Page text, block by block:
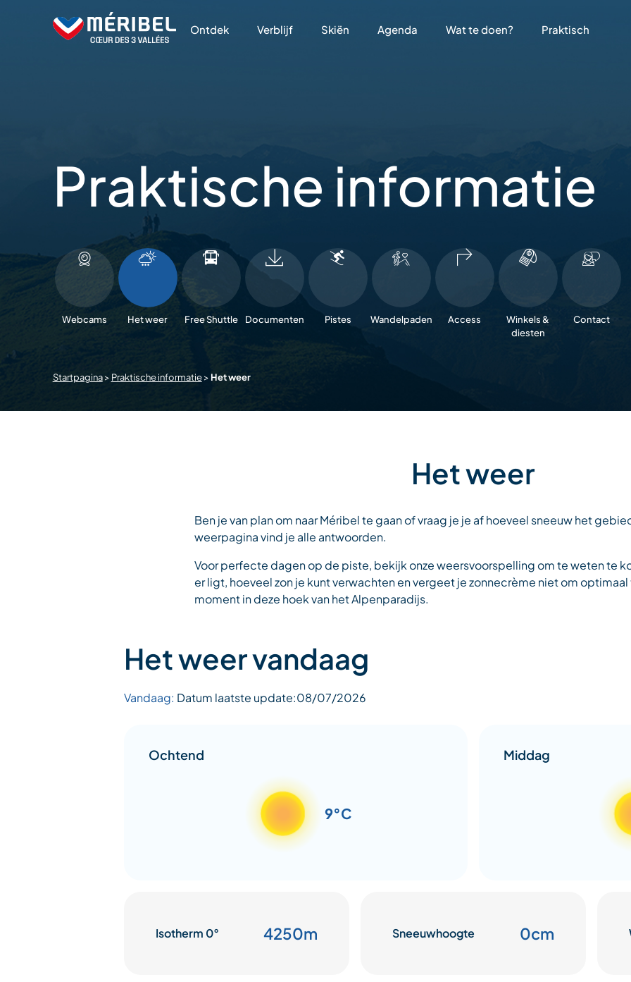
Ontdek Verblijf Skiën Agenda Wat te doen? Praktisch
Startpagina> Praktische informatie> Het weer
Praktische informatie
Webcams Het weer Free Shuttle Documenten Pistes Wandelpaden Access
Winkels &
diesten
Contact
Het weer
Ben je van plan om naar Méribel te gaan of vraag je je af hoeveel sneeuw het
weerpagina vind je alle antwoorden.
Voor perfecte dagen op de piste, bekijk onze weersvoorspelling om te weten te
er ligt, hoeveel zon je kunt verwachten en vergeet je zonnecrème niet om
moment in deze hoek van het Alpenparadijs.
Het weer vandaag
Vandaag: Datum laatste update:08/07/2026
Ochtend
9°C
Middag
Isotherm 0° 4250m Sneeuwhoogte 0cm